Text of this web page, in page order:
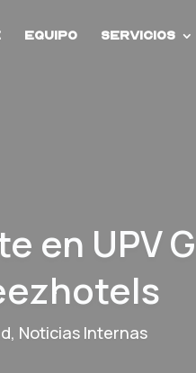
Equipo Servicios
en UPV
, Noticias Internas